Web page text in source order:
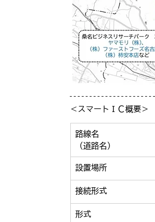
＜スマートＩＣ概要＞
路線名
（道路名）
設置場所
接続形式
形式